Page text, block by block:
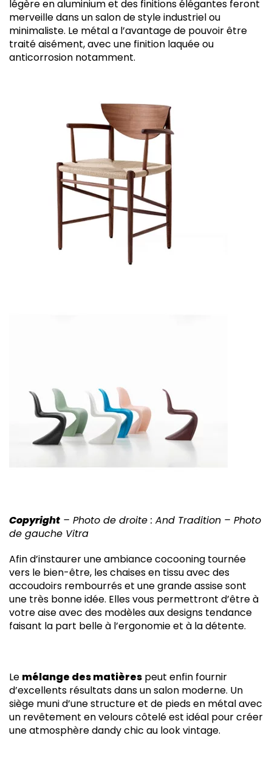
légère en aluminium et des finitions élégantes feront
merveille dans un salon de style industriel ou
minimaliste. Le métal a l’avantage de pouvoir être
traité aisément, avec une finition laquée ou
anticorrosion notamment.
Copyright – Photo de droite : And Tradition – Photo
de gauche Vitra
Afin d’instaurer une ambiance cocooning tournée
vers le bien-être, les chaises en tissu avec des
accoudoirs rembourrés et une grande assise sont
une très bonne idée. Elles vous permettront d’être à
votre aise avec des modèles aux designs tendance
faisant la part belle à l’ergonomie et à la détente.
Le mélange des matières peut enfin fournir
d’excellents résultats dans un salon moderne. Un
siège muni d’une structure et de pieds en métal avec
un revêtement en velours côtelé est idéal pour créer
une atmosphère dandy chic au look vintage.